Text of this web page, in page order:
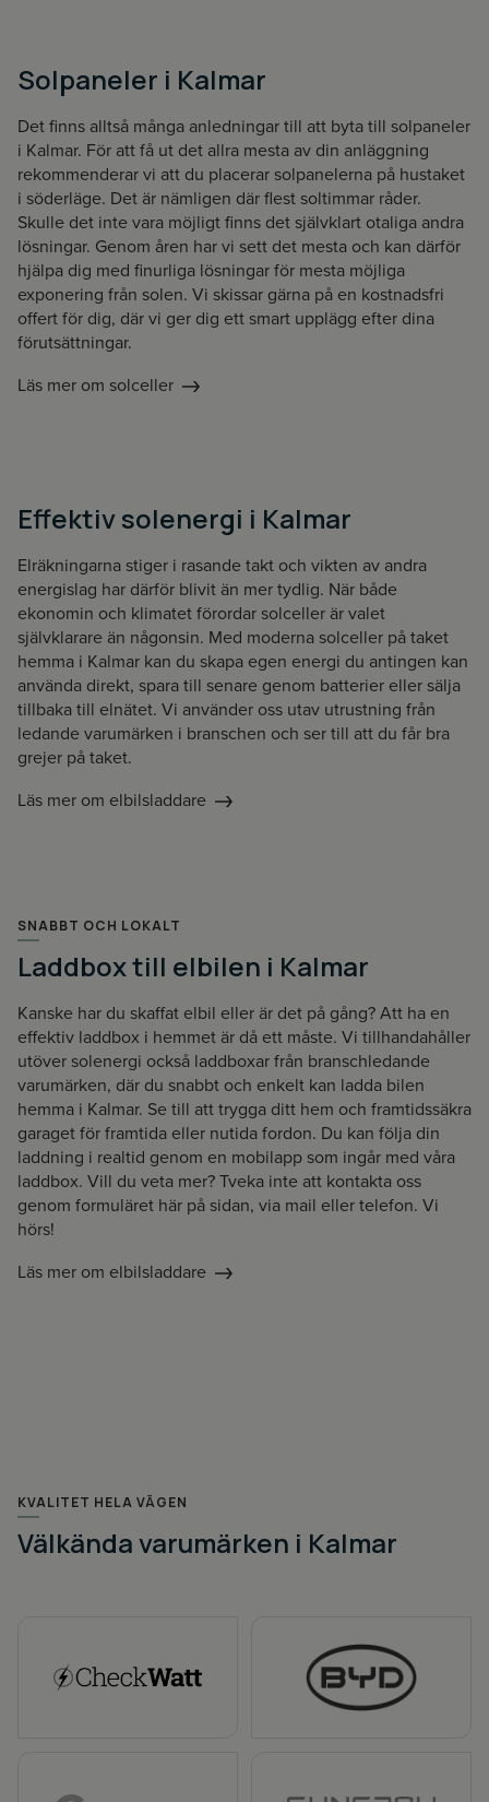
Solpaneler i Kalmar
Det finns alltså många anledningar till att byta till solpaneler
i Kalmar. För att få ut det allra mesta av din anläggning
rekommenderar vi att du placerar solpanelerna på hustaket
i söderläge. Det är nämligen där flest soltimmar råder.
Skulle det inte vara möjligt finns det självklart otaliga andra
lösningar. Genom åren har vi sett det mesta och kan därför
hjälpa dig med finurliga lösningar för mesta möjliga
exponering från solen. Vi skissar gärna på en kostnadsfri
offert för dig, där vi ger dig ett smart upplägg efter dina
förutsättningar.
Läs mer om solceller
Effektiv solenergi i Kalmar
Elräkningarna stiger i rasande takt och vikten av andra
energislag har därför blivit än mer tydlig. När både
ekonomin och klimatet förordar solceller är valet
självklarare än någonsin. Med moderna solceller på taket
hemma i Kalmar kan du skapa egen energi du antingen kan
använda direkt, spara till senare genom batterier eller sälja
tillbaka till elnätet. Vi använder oss utav utrustning från
ledande varumärken i branschen och ser till att du får bra
grejer på taket.
Läs mer om elbilsladdare
SNABBT OCH LOKALT
Laddbox till elbilen i Kalmar
Kanske har du skaffat elbil eller är det på gång? Att ha en
effektiv laddbox i hemmet är då ett måste. Vi tillhandahåller
utöver solenergi också laddboxar från branschledande
varumärken, där du snabbt och enkelt kan ladda bilen
hemma i Kalmar. Se till att trygga ditt hem och framtidssäkra
garaget för framtida eller nutida fordon. Du kan följa din
laddning i realtid genom en mobilapp som ingår med våra
laddbox. Vill du veta mer? Tveka inte att kontakta oss
genom formuläret här på sidan, via mail eller telefon. Vi
hörs!
Läs mer om elbilsladdare
KVALITET HELA VÄGEN
Välkända varumärken i Kalmar